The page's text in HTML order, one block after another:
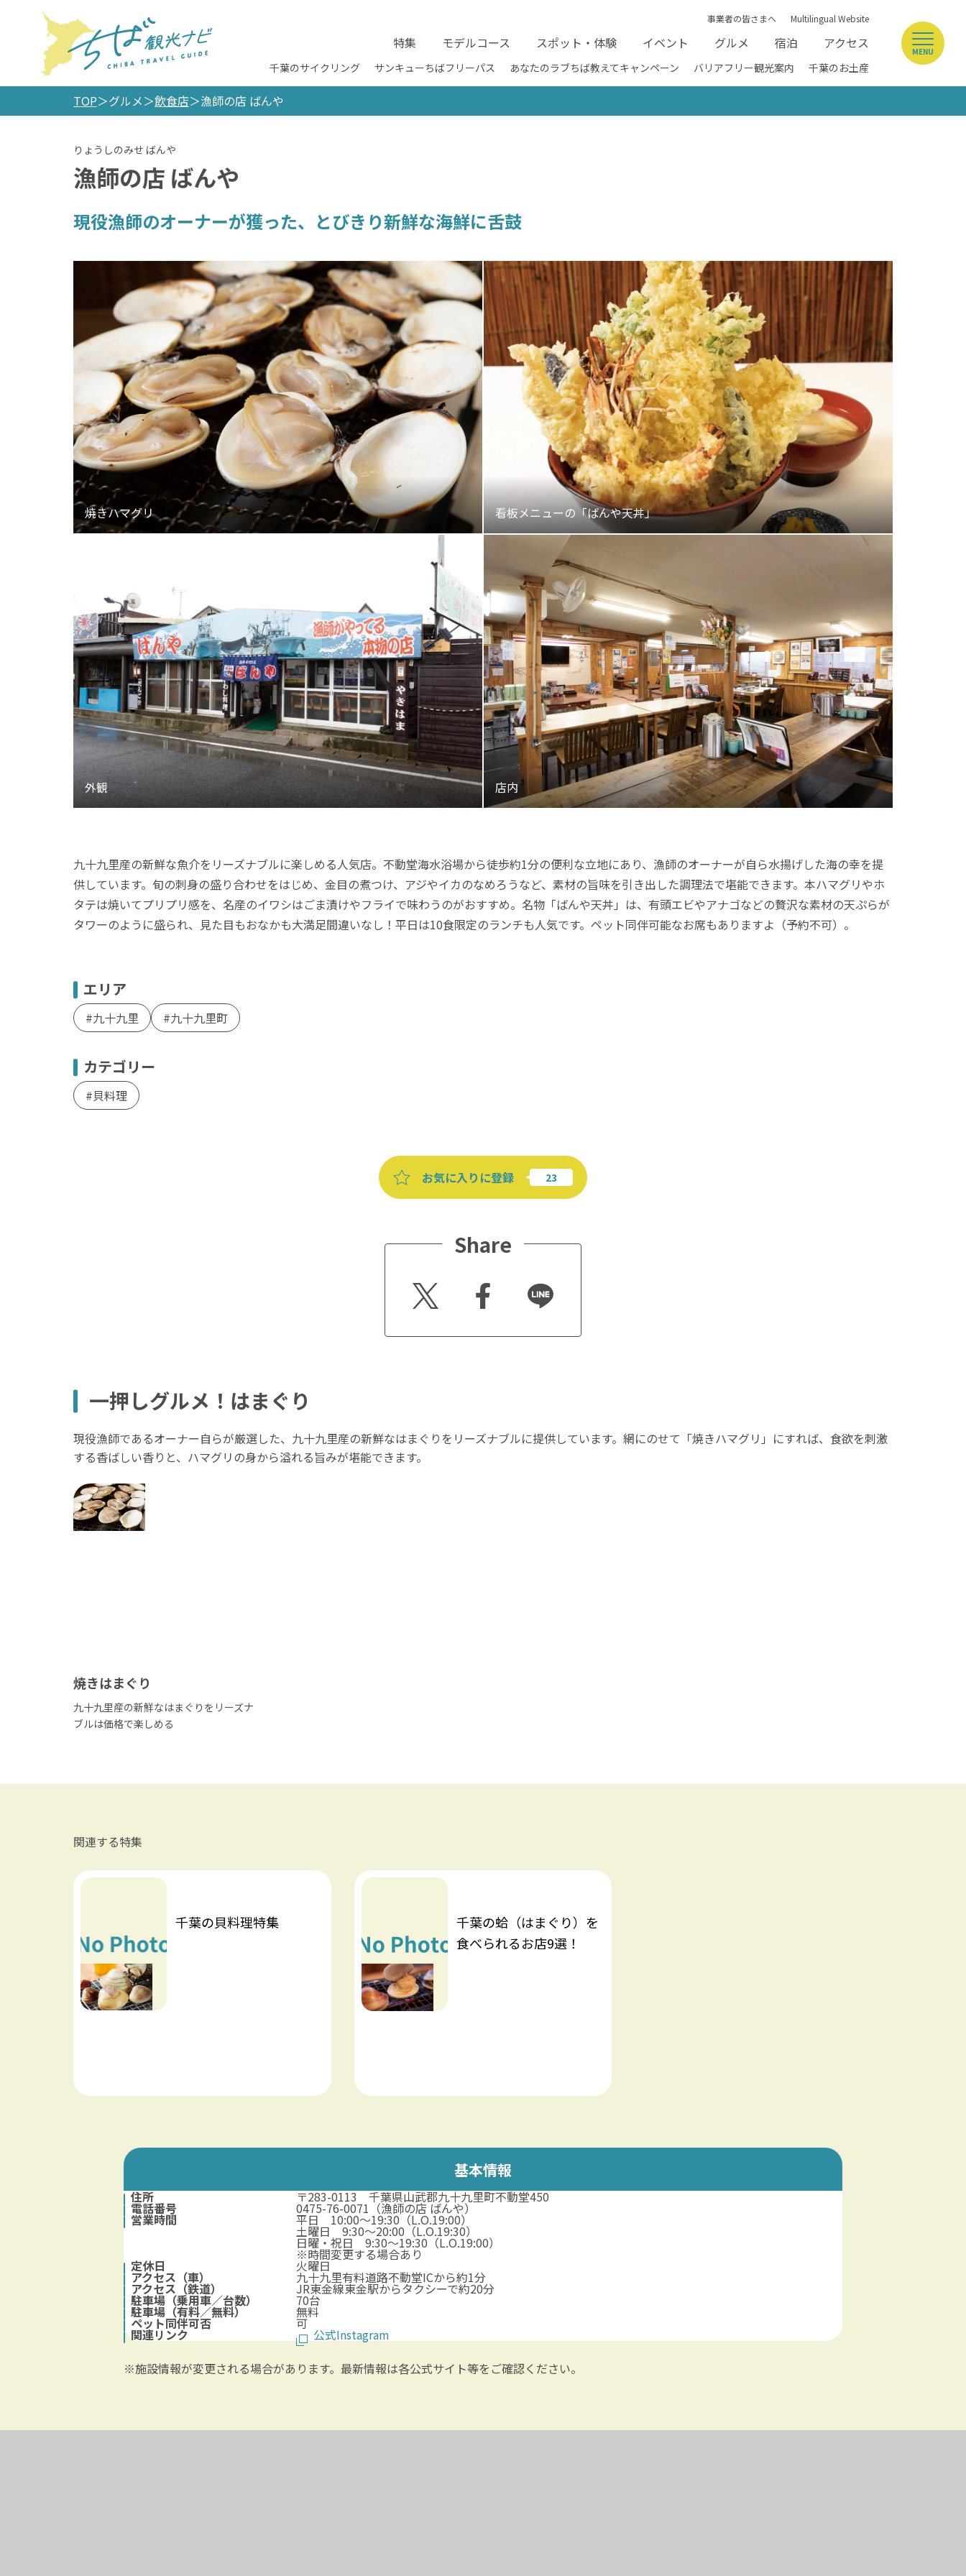
事業者の皆さまへ Multilingual Website
特集 モデルコース スポット・体験 イベント グルメ 宿泊 アクセス
千葉のサイクリング サンキューちばフリーパス あなたのラブちば教えてキャンペーン バリアフリー観光案内 千葉のお土産
MENU
TOP グルメ 飲食店 漁師の店 ばんや
漁師の店 ばんや
現役漁師のオーナーが獲った、とびきり新鮮な海鮮に舌鼓
九十九里産の新鮮な魚介をリーズナブルに楽しめる人気店。不動堂海水浴場から徒歩約1分の便利な立地にあり、漁師のオーナーが自ら水揚げした海の幸を提
供しています。旬の刺身の盛り合わせをはじめ、金目の煮つけ、アジやイカのなめろうなど、素材の旨味を引き出した調理法で堪能できます。本ハマグリやホ
タテは焼いてプリプリ感を、名産のイワシはごま漬けやフライで味わうのがおすすめ。名物「ばんや天丼」は、有頭エビやアナゴなどの贅沢な素材の天ぷらが
タワーのように盛られ、見た目もおなかも大満足間違いなし！平日は10食限定のランチも人気です。ペット同伴可能なお席もありますよ（予約不可）。
エリア
九十九里 九十九里町
カテゴリー
貝料理
お気に入りに登録
Share
Twitt
er
Faceb
ook
Line
一押しグルメ！はまぐり
現役漁師であるオーナー自らが厳選した、九十九里産の新鮮なはまぐりをリーズナブルに提供しています。網にのせて「焼きハマグリ」にすれば、食欲を刺激
する香ばしい香りと、ハマグリの身から溢れる旨みが堪能できます。
焼きはまぐり
九十九里産の新鮮なはまぐりをリーズナ
ブルは価格で楽しめる
関連する特集
千葉の貝料理特集
千葉の蛤（はまぐり）を
食べられるお店9選！
基本情報
住所 〒283-0113 千葉県山武郡九十九里町不動堂450
電話番号 0475-76-0071（漁師の店 ばんや）
営業時間 平日 10:00～19:30（L.O.19:00）
土曜日 9:30～20:00（L.O.19:30）
日曜・祝日 9:30～19:30（L.O.19:00）
※時間変更する場合あり
定休日 火曜日
アクセス（車） 九十九里有料道路不動堂ICから約1分
アクセス（鉄道） JR東金線東金駅からタクシーで約20分
駐車場（乗用車／台数） 70台
駐車場（有料／無料） 無料
ペット同伴可否 可
関連リンク
公式Instagram
※施設情報が変更される場合があります。最新情報は各公式サイト等をご確認ください。